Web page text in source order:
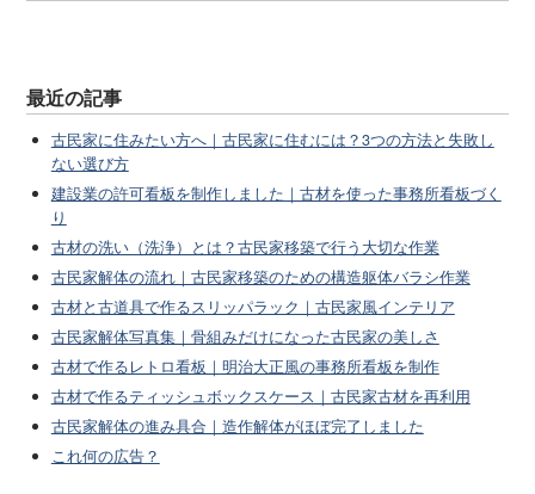
最近の記事
古民家に住みたい方へ｜古民家に住むには？3つの方法と失敗し
ない選び方
建設業の許可看板を制作しました｜古材を使った事務所看板づく
り
古材の洗い（洗浄）とは？古民家移築で行う大切な作業
古民家解体の流れ｜古民家移築のための構造躯体バラシ作業
古材と古道具で作るスリッパラック｜古民家風インテリア
古民家解体写真集｜骨組みだけになった古民家の美しさ
古材で作るレトロ看板｜明治大正風の事務所看板を制作
古材で作るティッシュボックスケース｜古民家古材を再利用
古民家解体の進み具合｜造作解体がほぼ完了しました
これ何の広告？